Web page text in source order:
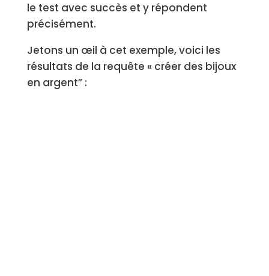
le test avec succès et y répondent
précisément.
Jetons un œil à cet exemple, voici les
résultats de la requête « créer des bijoux
en argent” :